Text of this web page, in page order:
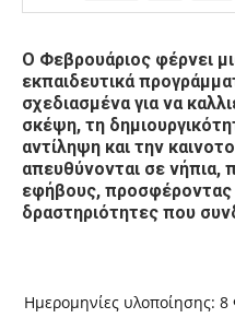
Ο Φεβρουάριος φέρνει
εκπαιδευτικά
σχεδιασμένα για να
σκέψη, τη
αντίληψη και την
απευθύνονται σε νήπια,
εφήβους, προσφέροντας
δραστηριότητες που
Ημερομηνίες υλοποίησης: